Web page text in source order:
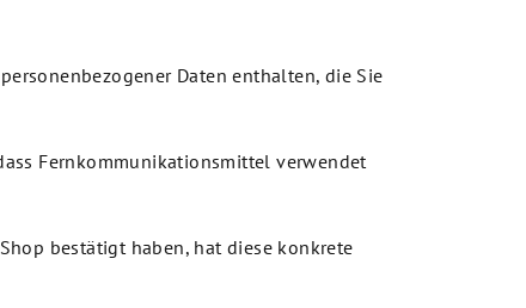
Daten enthalten, die Sie
Fernkommunikationsmittel verwendet
bestätigt haben, hat diese konkrete